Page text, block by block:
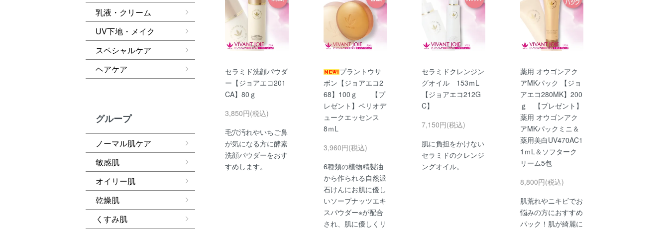
セラミド洗顔パウダ
ー【ジョアエコ201
CA】80ｇ
3,850円(税込)
毛穴汚れやいちご鼻
が気になる方に酵素
洗顔パウダーをおす
すめします。
プラントウサ
ボン【ジョアエコ2
68】100ｇ 【プ
レゼント】ペリオデ
ュークエッセンス
8ｍL
3,960円(税込)
6種類の植物精製油
から作られる自然派
石けんにお肌に優し
いソープナッツエキ
スパウダー※が配合
され、肌に優しくリ
セラミドクレンジン
グオイル 153ｍL
【ジョアエコ212G
C】
7,150円(税込)
肌に負担をかけない
セラミドのクレンジ
ングオイル。
薬用 オウゴンアク
アMKパック 【ジョ
アエコ280MK】200
ｇ 【プレゼント】
薬用 オウゴンアク
アMKパックミニ＆
薬用美白UV470AC1
1ｍL＆ソフターク
リーム5包
8,800円(税込)
肌荒れやニキビでお
悩みの方におすすめ
パック！肌が綺麗に
乳液・クリーム
UV下地・メイク
スペシャルケア
ヘアケア
グループ
ノーマル肌ケア
敏感肌
オイリー肌
乾燥肌
くすみ肌